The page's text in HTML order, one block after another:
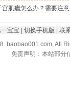
宫肌瘤怎么办？需要注
宝宝 | 切换手机版 | 联
baobao001.com, All
免责声明：本站部分